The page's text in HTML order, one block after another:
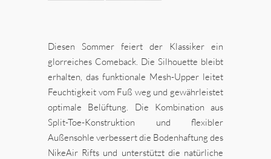
Diesen Sommer feiert der Klassiker ein
glorreiches Comeback. Die Silhouette bleibt
erhalten, das funktionale Mesh-Upper leitet
Feuchtigkeit vom Fuß weg und gewährleistet
optimale Belüftung. Die Kombination aus
Split-Toe-Konstruktion und flexibler
Außensohle verbessert die Bodenhaftung des
NikeAir Rifts und unterstützt die natürliche